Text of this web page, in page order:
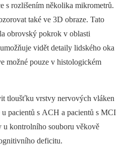
s rozlišením několika mikrometrů.
také ve 3D obraze. Tato
obrovský pokrok v oblasti
vidět detaily lidského oka
možné pouze v histologickém
tloušťku vrstvy nervových vláken
pacientů s ACH a pacientů s MCI
u kontrolního souboru věkově
deficitu.